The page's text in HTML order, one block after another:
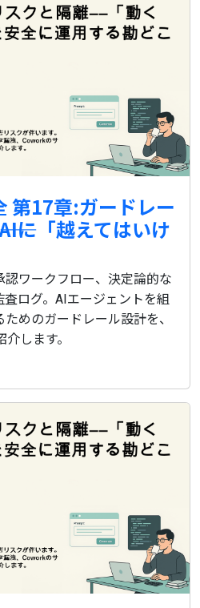
第17章:ガードレー
に「越えてはいけ
ワークフロー、決定論的な
ログ。AIエージェントを組
めのガードレール設計を、
します。